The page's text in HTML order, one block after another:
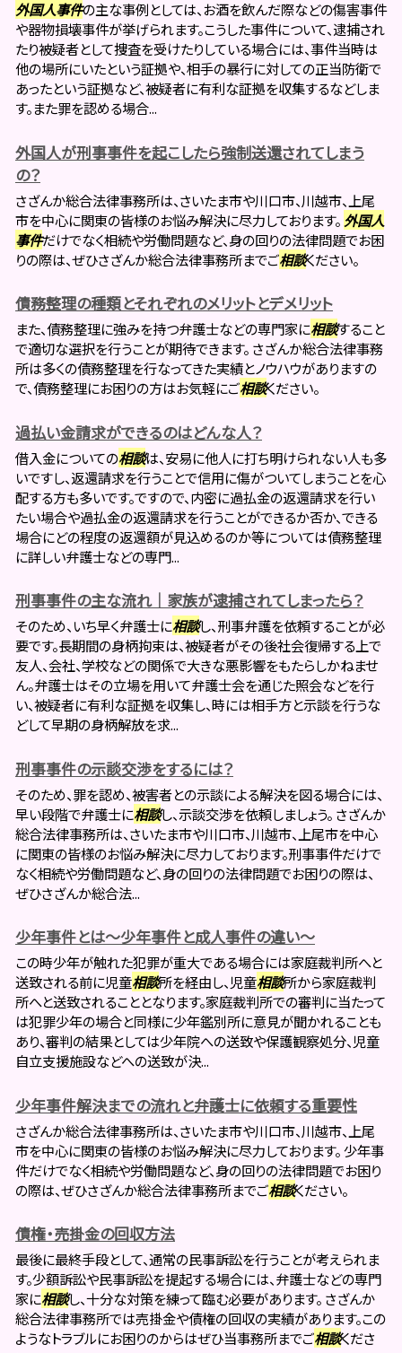
外国人事件の主な事例としては、お酒を飲んだ際などの傷害事件
や器物損壊事件が挙げられます。こうした事件について、逮捕され
たり被疑者として捜査を受けたりしている場合には、事件当時は
他の場所にいたという証拠や、相手の暴行に対しての正当防衛で
あったという証拠など、被疑者に有利な証拠を収集するなどしま
す。また罪を認める場合...
外国人が刑事事件を起こしたら強制送還されてしまう
の？
さざんか総合法律事務所は、さいたま市や川口市、川越市、上尾
市を中心に関東の皆様のお悩み解決に尽力しております。 外国人
事件だけでなく相続や労働問題など、身の回りの法律問題でお困
りの際は、ぜひさざんか総合法律事務所までご相談ください。
債務整理の種類とそれぞれのメリットとデメリット
また、債務整理に強みを持つ弁護士などの専門家に相談すること
で適切な選択を行うことが期待できます。 さざんか総合法律事務
所は多くの債務整理を行なってきた実績とノウハウがありますの
で、債務整理にお困りの方はお気軽にご相談ください。
過払い金請求ができるのはどんな人？
借入金についての相談は、安易に他人に打ち明けられない人も多
いですし、返還請求を行うことで信用に傷がついてしまうことを心
配する方も多いです。ですので、内密に過払金の返還請求を行い
たい場合や過払金の返還請求を行うことができるか否か、できる
場合にどの程度の返還額が見込めるのか等については債務整理
に詳しい弁護士などの専門...
刑事事件の主な流れ｜家族が逮捕されてしまったら？
そのため、いち早く弁護士に相談し、刑事弁護を依頼することが必
要です。長期間の身柄拘束は、被疑者がその後社会復帰する上で
友人、会社、学校などの関係で大きな悪影響をもたらしかねませ
ん。弁護士はその立場を用いて弁護士会を通じた照会などを行
い、被疑者に有利な証拠を収集し、時には相手方と示談を行うな
どして早期の身柄解放を求...
刑事事件の示談交渉をするには？
そのため、罪を認め、被害者との示談による解決を図る場合には、
早い段階で弁護士に相談し、示談交渉を依頼しましょう。 さざんか
総合法律事務所は、さいたま市や川口市、川越市、上尾市を中心
に関東の皆様のお悩み解決に尽力しております。刑事事件だけで
なく相続や労働問題など、身の回りの法律問題でお困りの際は、
ぜひさざんか総合法...
少年事件とは～少年事件と成人事件の違い～
この時少年が触れた犯罪が重大である場合には家庭裁判所へと
送致される前に児童相談所を経由し、児童相談所から家庭裁判
所へと送致されることとなります。家庭裁判所での審判に当たって
は犯罪少年の場合と同様に少年鑑別所に意見が聞かれることも
あり、審判の結果としては少年院への送致や保護観察処分、児童
自立支援施設などへの送致が決...
少年事件解決までの流れと弁護士に依頼する重要性
さざんか総合法律事務所は、さいたま市や川口市、川越市、上尾
市を中心に関東の皆様のお悩み解決に尽力しております。 少年事
件だけでなく相続や労働問題など、身の回りの法律問題でお困り
の際は、ぜひさざんか総合法律事務所までご相談ください。
債権・売掛金の回収方法
最後に最終手段として、通常の民事訴訟を行うことが考えられま
す。少額訴訟や民事訴訟を提起する場合には、弁護士などの専門
家に相談し、十分な対策を練って臨む必要があります。 さざんか
総合法律事務所では売掛金や債権の回収の実績があります。この
ようなトラブルにお困りのからはぜひ当事務所までご相談くださ